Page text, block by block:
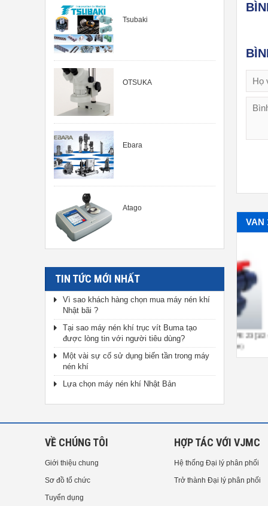
Tsubaki
OTSUKA
Ebara
Atago
TIN TỨC MỚI NHẤT
Vì sao khách hàng chọn mua máy nén khí
Nhật bãi ?
Tại sao máy nén khí trục vít Buma tạo
được lòng tin với người tiêu dùng?
Một vài sự cố sử dụng biến tần trong máy
nén khí
Lựa chọn máy nén khí Nhật Bản
VAN
2-PORT VALVE
3-WAY BALL VALVE TYPE 23[1/2-
4inch]（15-100mm）
3-
VỀ CHÚNG TÔI
Giới thiệu chung
Sơ đồ tổ chức
Tuyển dụng
HỢP TÁC VỚI VJMC
Hệ thống Đại lý phân phối
Trở thành Đại lý phân phối